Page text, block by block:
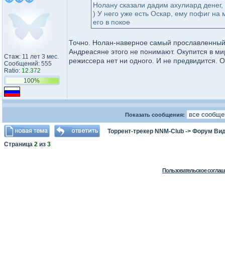
Стаж: 11 лет 3 мес.
Сообщений: 555
Ratio: 12.372
100%
Нолану сказали дадим ахулиард
) У него уже есть Оскар, ему пофиг на
его в покое
Точно. Нолан-наверное самый
Андреасяне этого не понимают. Окупится в
режиссера нет ни одного. И не предвидится.
Показать сообщения:
Торрент-трекер NNM-Club -> Форум
Страница 2 из 3
Пользовательское